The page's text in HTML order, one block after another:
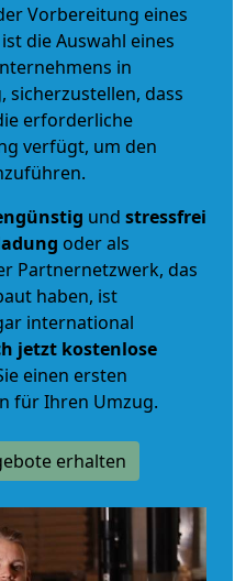
Vorbereitung eines
die Auswahl eines
in
sicherzustellen, dass
erforderliche
verfügt, um den
und stressfrei
oder als
Partnernetzwerk, das
haben, ist
international
jetzt kostenlose
einen ersten
für Ihren Umzug.
erhalten